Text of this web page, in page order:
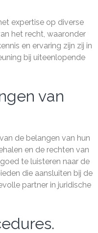
expertise op diverse
het recht, waaronder
en ervaring zijn zij in
bij uiteenlopende
van
de belangen van hun
en de rechten van
te luisteren naar de
die aansluiten bij de
partner in juridische